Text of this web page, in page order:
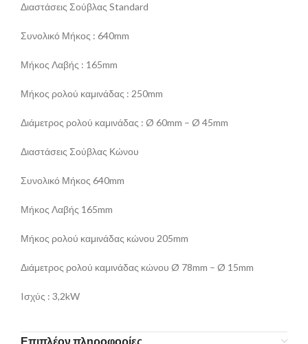
Διαστάσεις Σούβλας Standard
Συνολικό Μήκος : 640mm
Μήκος Λαβής : 165mm
Μήκος ρολού καμινάδας : 250mm
Διάμετρος ρολού καμινάδας : Ø 60mm – Ø 45mm
Διαστάσεις Σούβλας Κώνου
Συνολικό Μήκος 640mm
Μήκος Λαβής 165mm
Μήκος ρολού καμινάδας κώνου 205mm
Διάμετρος ρολού καμινάδας κώνου Ø 78mm – Ø 15mm
Iσχύς : 3,2kW
Επιπλέον πληροφορίες